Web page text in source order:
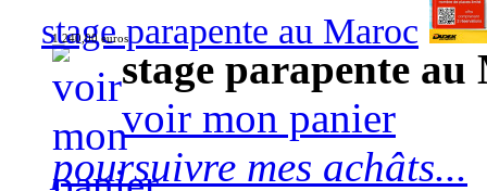
stage parapente au Maroc
1 240,00 euros
stage parapente au
voir mon panier
poursuivre mes achâts...